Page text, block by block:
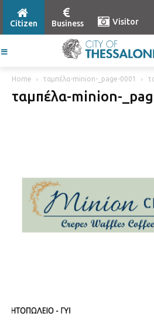
Citizen Business Visitor
Home ταμπέλα-minion-_page-0001
ταμπέλα-minion-